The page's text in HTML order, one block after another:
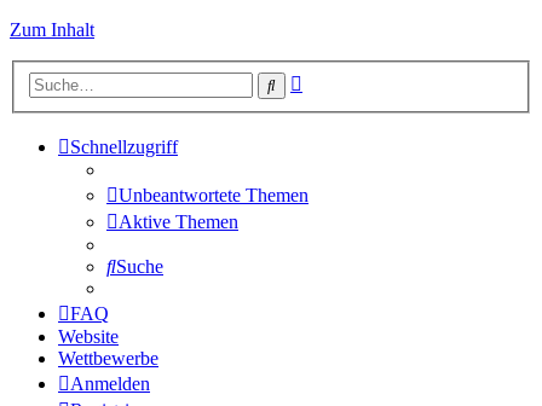
Zum Inhalt
Suche
Schnellzugriff
Unbeantwortete Themen
Aktive Themen
Suche
FAQ
Website
Wettbewerbe
Anmelden